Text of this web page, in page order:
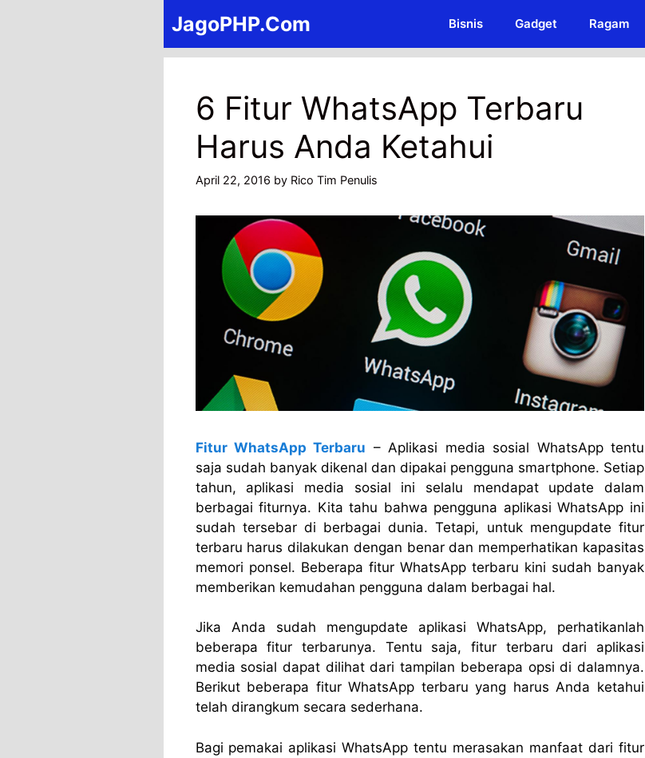
JagoPHP.Com Bisnis Gadget Ragam
6 Fitur WhatsApp Terbaru
Harus Anda Ketahui
April 22, 2016 by Rico Tim Penulis
Fitur WhatsApp Terbaru – Aplikasi media sosial WhatsApp tentu
saja sudah banyak dikenal dan dipakai pengguna smartphone. Setiap
tahun, aplikasi media sosial ini selalu mendapat update dalam
berbagai fiturnya. Kita tahu bahwa pengguna aplikasi WhatsApp ini
sudah tersebar di berbagai dunia. Tetapi, untuk mengupdate fitur
terbaru harus dilakukan dengan benar dan memperhatikan kapasitas
memori ponsel. Beberapa fitur WhatsApp terbaru kini sudah banyak
memberikan kemudahan pengguna dalam berbagai hal.
Jika Anda sudah mengupdate aplikasi WhatsApp, perhatikanlah
beberapa fitur terbarunya. Tentu saja, fitur terbaru dari aplikasi
media sosial dapat dilihat dari tampilan beberapa opsi di dalamnya.
Berikut beberapa fitur WhatsApp terbaru yang harus Anda ketahui
telah dirangkum secara sederhana.
Bagi pemakai aplikasi WhatsApp tentu merasakan manfaat dari fitur